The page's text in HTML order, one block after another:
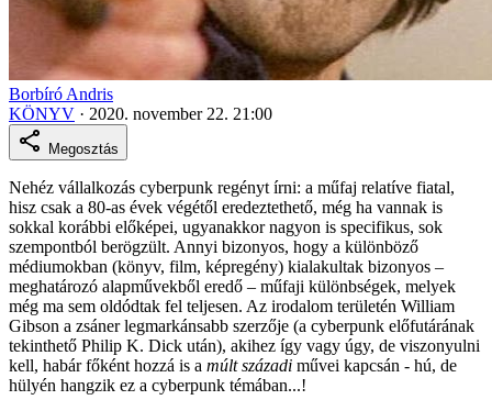
Borbíró Andris
KÖNYV · 2020. november 22. 21:00
Megosztás
Nehéz vállalkozás cyberpunk regényt írni: a műfaj relatíve fiatal,
hisz csak a 80-as évek végétől eredeztethető, még ha vannak is
sokkal korábbi előképei, ugyanakkor nagyon is specifikus, sok
szempontból berögzült. Annyi bizonyos, hogy a különböző
médiumokban (könyv, film, képregény) kialakultak bizonyos –
meghatározó alapművekből eredő – műfaji különbségek, melyek
még ma sem oldódtak fel teljesen. Az irodalom területén William
Gibson a zsáner legmarkánsabb szerzője (a cyberpunk előfutárának
tekinthető Philip K. Dick után), akihez így vagy úgy, de viszonyulni
kell, habár főként hozzá is a múlt századi művei kapcsán - hú, de
hülyén hangzik ez a cyberpunk témában...!